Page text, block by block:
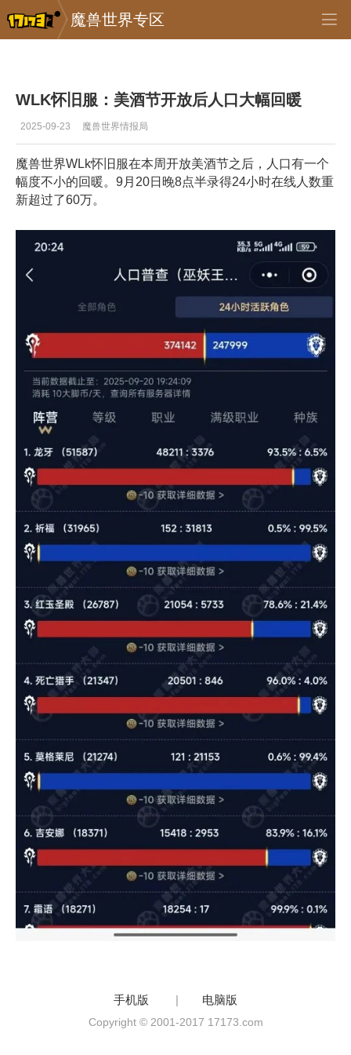
魔兽世界专区
专区_《魔兽世界》 >
WLK怀旧服：美酒节开放后人口大幅回暖
2025-09-23 魔兽世界情报局
魔兽世界WLk怀旧服在本周开放美酒节之后，人口有一个
幅度不小的回暖。9月20日晚8点半录得24小时在线人数重
新超过了60万。
手机版 | 电脑版
Copyright © 2001-2017 17173.com